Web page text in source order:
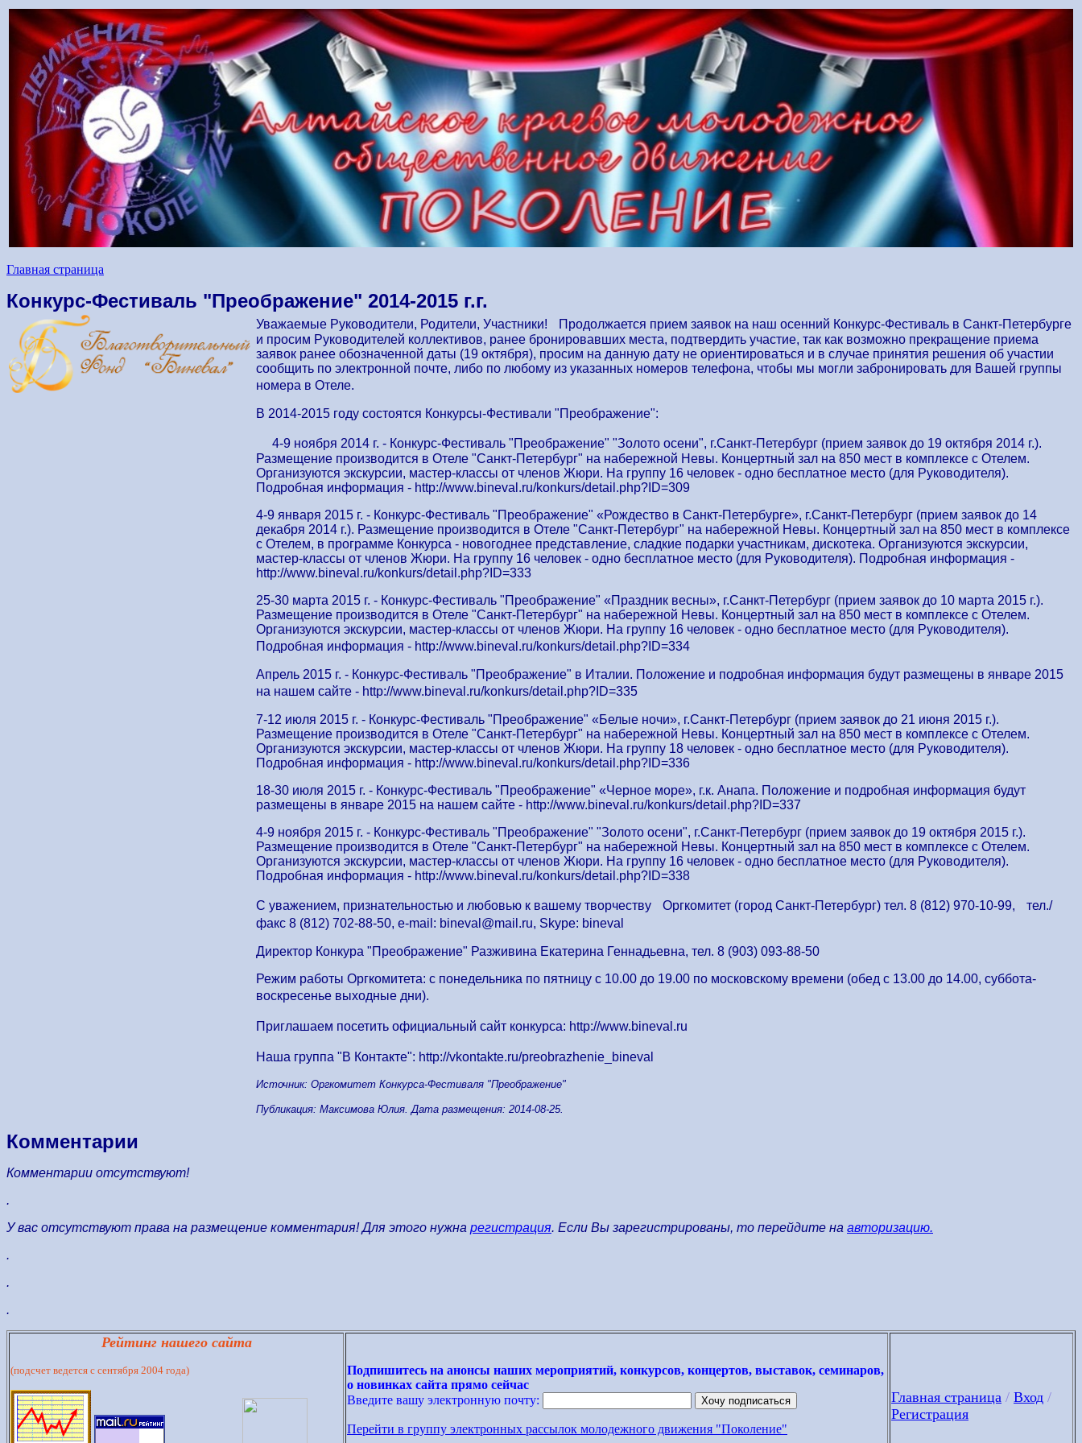
Главная страница
Конкурс-Фестиваль "Преображение" 2014-2015 г.г.
Уважаемые Руководители, Родители, Участники! Продолжается прием заявок на наш осенний Конкурс-Фестиваль в Санкт-Петербурге
и просим Руководителей коллективов, ранее бронировавших места, подтвердить участие, так как возможно прекращение приема
заявок ранее обозначенной даты (19 октября), просим на данную дату не ориентироваться и в случае принятия решения об участии
сообщить по электронной почте, либо по любому из указанных номеров телефона, чтобы мы могли забронировать для Вашей группы
номера в Отеле.
В 2014-2015 году состоятся Конкурсы-Фестивали "Преображение":
4-9 ноября 2014 г. - Конкурс-Фестиваль "Преображение" "Золото осени", г.Санкт-Петербург (прием заявок до 19 октября 2014 г.).
Размещение производится в Отеле "Санкт-Петербург" на набережной Невы. Концертный зал на 850 мест в комплексе с Отелем.
Организуются экскурсии, мастер-классы от членов Жюри. На группу 16 человек - одно бесплатное место (для Руководителя).
Подробная информация - http://www.bineval.ru/konkurs/detail.php?ID=309
4-9 января 2015 г. - Конкурс-Фестиваль "Преображение" «Рождество в Санкт-Петербурге», г.Санкт-Петербург (прием заявок до 14
декабря 2014 г.). Размещение производится в Отеле "Санкт-Петербург" на набережной Невы. Концертный зал на 850 мест в комплексе
с Отелем, в программе Конкурса - новогоднее представление, сладкие подарки участникам, дискотека. Организуются экскурсии,
мастер-классы от членов Жюри. На группу 16 человек - одно бесплатное место (для Руководителя). Подробная информация -
http://www.bineval.ru/konkurs/detail.php?ID=333
25-30 марта 2015 г. - Конкурс-Фестиваль "Преображение" «Праздник весны», г.Санкт-Петербург (прием заявок до 10 марта 2015 г.).
Размещение производится в Отеле "Санкт-Петербург" на набережной Невы. Концертный зал на 850 мест в комплексе с Отелем.
Организуются экскурсии, мастер-классы от членов Жюри. На группу 16 человек - одно бесплатное место (для Руководителя).
Подробная информация - http://www.bineval.ru/konkurs/detail.php?ID=334
Апрель 2015 г. - Конкурс-Фестиваль "Преображение" в Италии. Положение и подробная информация будут размещены в январе 2015
на нашем сайте - http://www.bineval.ru/konkurs/detail.php?ID=335
7-12 июля 2015 г. - Конкурс-Фестиваль "Преображение" «Белые ночи», г.Санкт-Петербург (прием заявок до 21 июня 2015 г.).
Размещение производится в Отеле "Санкт-Петербург" на набережной Невы. Концертный зал на 850 мест в комплексе с Отелем.
Организуются экскурсии, мастер-классы от членов Жюри. На группу 18 человек - одно бесплатное место (для Руководителя).
Подробная информация - http://www.bineval.ru/konkurs/detail.php?ID=336
18-30 июля 2015 г. - Конкурс-Фестиваль "Преображение" «Черное море», г.к. Анапа. Положение и подробная информация будут
размещены в январе 2015 на нашем сайте - http://www.bineval.ru/konkurs/detail.php?ID=337
4-9 ноября 2015 г. - Конкурс-Фестиваль "Преображение" "Золото осени", г.Санкт-Петербург (прием заявок до 19 октября 2015 г.).
Размещение производится в Отеле "Санкт-Петербург" на набережной Невы. Концертный зал на 850 мест в комплексе с Отелем.
Организуются экскурсии, мастер-классы от членов Жюри. На группу 16 человек - одно бесплатное место (для Руководителя).
Подробная информация - http://www.bineval.ru/konkurs/detail.php?ID=338
С уважением, признательностью и любовью к вашему творчеству Оргкомитет (город Санкт-Петербург) тел. 8 (812) 970-10-99, тел./
факс 8 (812) 702-88-50, e-mail: bineval@mail.ru, Skype: bineval
Директор Конкура "Преображение" Разживина Екатерина Геннадьевна, тел. 8 (903) 093-88-50
Режим работы Оргкомитета: с понедельника по пятницу с 10.00 до 19.00 по московскому времени (обед с 13.00 до 14.00, суббота-
воскресенье выходные дни).
Приглашаем посетить официальный сайт конкурса: http://www.bineval.ru
Наша группа "В Контакте": http://vkontakte.ru/preobrazhenie_bineval
Источник: Оргкомитет Конкурса-Фестиваля "Преображение"
Публикация: Максимова Юлия. Дата размещения: 2014-08-25.
Комментарии
Комментарии отсутствуют!
.
У вас отсутствуют права на размещение комментария! Для этого нужна регистрация. Если Вы зарегистрированы, то перейдите на авторизацию.
.
.
.
Рейтинг нашего сайта
(подсчет ведется с сентября 2004 года)
Подпишитесь на анонсы наших мероприятий, конкурсов, концертов, выставок, семинаров,
о новинках сайта прямо сейчас
Введите вашу электронную почту:
Перейти в группу электронных рассылок молодежного движения "Поколение"
Главная страница / Вход /
Регистрация